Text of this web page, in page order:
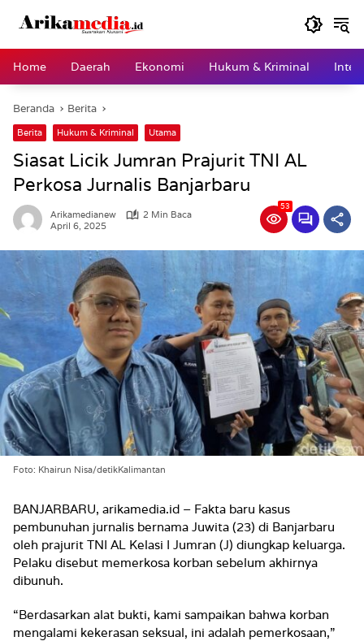
Home
Daerah Ekonomi Hukum & Kriminal
Beranda Berita
Berita Hukum & Kriminal Utama
Siasat Licik Jumran Prajurit TNI AL
Perkosa Jurnalis Banjarbaru
Arikamedianew
2 Min Baca
April 6, 2025
53
Foto: Khairun Nisa/detikKalimantan
BANJARBARU, arikamedia.id – Fakta baru kasus
pembunuhan jurnalis bernama Juwita (23) di Banjarbaru
oleh prajurit TNI AL Kelasi I Jumran (J) diungkap keluarga.
Pelaku disebut memerkosa korban sebelum akhirnya
dibunuh.
“Berdasarkan alat bukti, kami sampaikan bahwa korban
mengalami kekerasan seksual, ini adalah pemerkosaan,”